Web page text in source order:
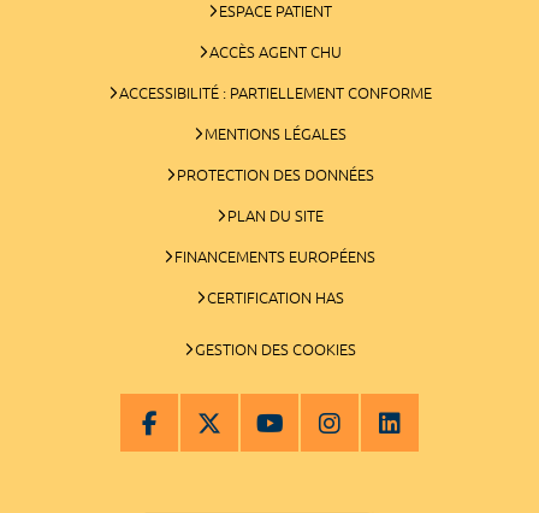
ESPACE PATIENT
ACCÈS AGENT CHU
ACCESSIBILITÉ : PARTIELLEMENT CONFORME
MENTIONS LÉGALES
PROTECTION DES DONNÉES
PLAN DU SITE
FINANCEMENTS EUROPÉENS
CERTIFICATION HAS
GESTION DES COOKIES